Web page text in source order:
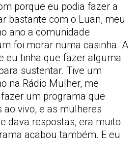
porque eu podia fazer a
bastante com o Luan, meu
ano a comunidade
foi morar numa casinha. A
eu tinha que fazer alguma
sustentar. Tive um
na Rádio Mulher, me
um programa que
vivo, e as mulheres
dava respostas, era muito
acabou também. E eu